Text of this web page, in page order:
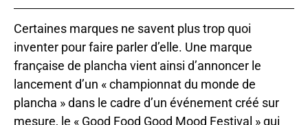
Certaines marques ne savent plus trop quoi
inventer pour faire parler d’elle. Une marque
française de plancha vient ainsi d’annoncer le
lancement d’un « championnat du monde de
plancha » dans le cadre d’un événement créé sur
mesure, le « Good Food Good Mood Festival » qui